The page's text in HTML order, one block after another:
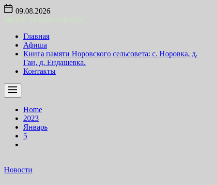
Skip
content
09.08.2026
Главная
Афиша
Книга памяти Норовского сельсовета: с. Норовка, д.
Гаи, д. Ендашевка.
Контакты
Home
2023
Январь
5
Новости